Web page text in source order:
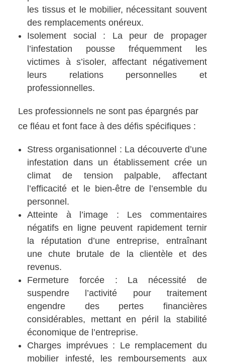
les tissus et le mobilier, nécessitant souvent
des remplacements onéreux.
Isolement social : La peur de propager
l’infestation pousse fréquemment les
victimes à s’isoler, affectant négativement
leurs relations personnelles et
professionnelles.
Les professionnels ne sont pas épargnés par
ce fléau et font face à des défis spécifiques :
Stress organisationnel : La découverte d’une
infestation dans un établissement crée un
climat de tension palpable, affectant
l’efficacité et le bien-être de l’ensemble du
personnel.
Atteinte à l’image : Les commentaires
négatifs en ligne peuvent rapidement ternir
la réputation d’une entreprise, entraînant
une chute brutale de la clientèle et des
revenus.
Fermeture forcée : La nécessité de
suspendre l’activité pour traitement
engendre des pertes financières
considérables, mettant en péril la stabilité
économique de l’entreprise.
Charges imprévues : Le remplacement du
mobilier infesté, les remboursements aux